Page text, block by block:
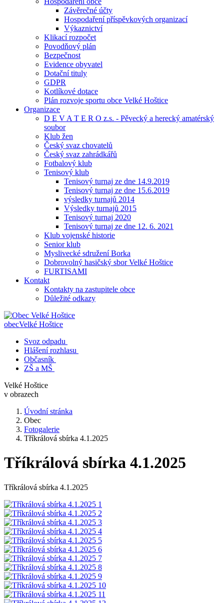
Závěrečné účty
Hospodaření příspěvkových organizací
Výkaznictví
Klikací rozpočet
Povodňový plán
Bezpečnost
Evidence obyvatel
Dotační tituly
GDPR
Kotlíkové dotace
Plán rozvoje sportu obce Velké Hoštice
Organizace
D E V A T E R O z.s. - Pěvecký a herecký amatérský
soubor
Klub žen
Český svaz chovatelů
Český svaz zahrádkářů
Fotbalový klub
Tenisový klub
Tenisový turnaj ze dne 14.9.2019
Tenisový turnaj ze dne 15.6.2019
výsledky turnajů 2014
Výsledky turnajů 2015
Tenisový turnaj 2020
Tenisový turnaj ze dne 12. 6. 2021
Klub vojenské historie
Senior klub
Myslivecké sdružení Borka
Dobrovolný hasičský sbor Velké Hoštice
FURTISAMI
Kontakt
Kontakty na zastupitele obce
Důležité odkazy
obecVelké Hoštice
Svoz odpadu
Hlášení rozhlasu
Občasník
ZŠ a MŠ
Velké Hoštice
v obrazech
Úvodní stránka
Obec
Fotogalerie
Tříkrálová sbírka 4.1.2025
Tříkrálová sbírka 4.1.2025
Tříkrálová sbírka 4.1.2025